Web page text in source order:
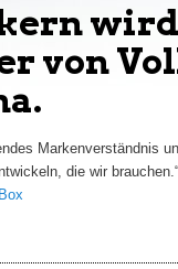
wird
von
Markenverständnis
die wir